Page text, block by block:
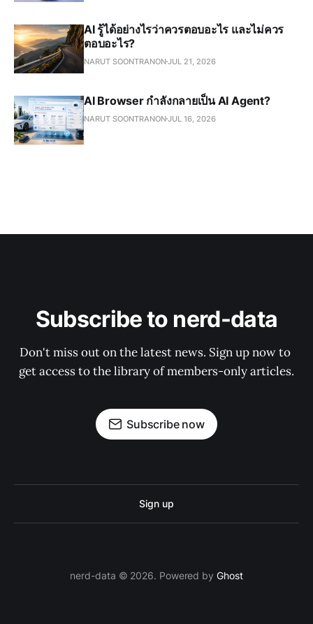
AI รู้ได้อย่างไรว่าควรตอบอะไร และไม่ควร
ตอบอะไร?
NARUT SOONTRANONJUL 21, 2026
AI Browser กำลังกลายเป็น AI Agent?
NARUT SOONTRANONJUL 16, 2026
Subscribe to nerd-data
Don't miss out on the latest news. Sign up now to
get access to the library of members-only articles.
Subscribe now
Sign up
nerd-data © 2026. Powered by Ghost